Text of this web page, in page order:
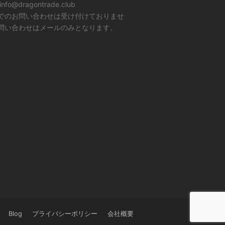
info@dragontrade.club
のお問い合わせは受け付けておりませ
い合わせはメールのみとなります。
Blog プライバシーポリシー 会社概要